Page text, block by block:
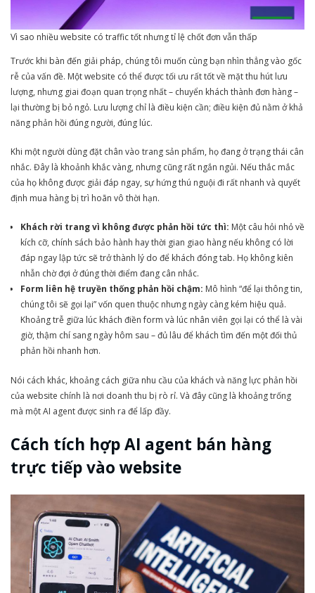
Vì sao nhiều website có traffic tốt nhưng tỉ lệ chốt đơn vẫn thấp
Trước khi bàn đến giải pháp, chúng tôi muốn cùng bạn nhìn thẳng vào gốc
rễ của vấn đề. Một website có thể được tối ưu rất tốt về mặt thu hút lưu
lượng, nhưng giai đoạn quan trọng nhất – chuyển khách thành đơn hàng –
lại thường bị bỏ ngỏ. Lưu lượng chỉ là điều kiện cần; điều kiện đủ nằm ở khả
năng phản hồi đúng người, đúng lúc.
Khi một người dùng đặt chân vào trang sản phẩm, họ đang ở trạng thái cân
nhắc. Đây là khoảnh khắc vàng, nhưng cũng rất ngắn ngủi. Nếu thắc mắc
của họ không được giải đáp ngay, sự hứng thú nguội đi rất nhanh và quyết
định mua hàng bị trì hoãn vô thời hạn.
Khách rời trang vì không được phản hồi tức thì: Một câu hỏi nhỏ về
kích cỡ, chính sách bảo hành hay thời gian giao hàng nếu không có lời
đáp ngay lập tức sẽ trở thành lý do để khách đóng tab. Họ không kiên
nhẫn chờ đợi ở đúng thời điểm đang cân nhắc.
Form liên hệ truyền thống phản hồi chậm: Mô hình “để lại thông tin,
chúng tôi sẽ gọi lại” vốn quen thuộc nhưng ngày càng kém hiệu quả.
Khoảng trễ giữa lúc khách điền form và lúc nhân viên gọi lại có thể là vài
giờ, thậm chí sang ngày hôm sau – đủ lâu để khách tìm đến một đối thủ
phản hồi nhanh hơn.
Nói cách khác, khoảng cách giữa nhu cầu của khách và năng lực phản hồi
của website chính là nơi doanh thu bị rò rỉ. Và đây cũng là khoảng trống
mà một AI agent được sinh ra để lấp đầy.
Cách tích hợp AI agent bán hàng
trực tiếp vào website